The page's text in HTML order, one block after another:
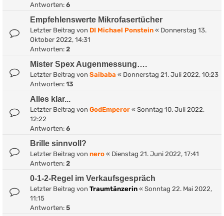
Antworten: 6
Empfehlenswerte Mikrofasertücher
Letzter Beitrag von DI Michael Ponstein « Donnerstag 13.
Oktober 2022, 14:31
Antworten: 2
Mister Spex Augenmessung….
Letzter Beitrag von Saibaba « Donnerstag 21. Juli 2022, 10:23
Antworten: 13
Alles klar...
Letzter Beitrag von GodEmperor « Sonntag 10. Juli 2022,
12:22
Antworten: 6
Brille sinnvoll?
Letzter Beitrag von nero « Dienstag 21. Juni 2022, 17:41
Antworten: 2
0-1-2-Regel im Verkaufsgespräch
Letzter Beitrag von Traumtänzerin « Sonntag 22. Mai 2022,
11:15
Antworten: 5